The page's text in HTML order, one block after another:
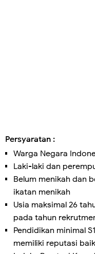
Persyaratan :
Warga Negara
Laki-laki dan
Belum menikah dan
ikatan menikah
Usia maksimal 26
pada tahun
Pendidikan minimal
memiliki reputasi baik